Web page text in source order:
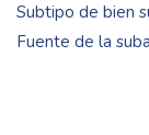
Subtipo de bien
Fuente de la